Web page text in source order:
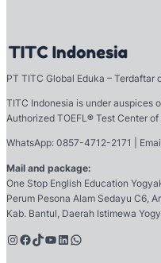
PT TITC Global Eduka – Terdaftar
TITC Indonesia is under auspices
Authorized TOEFL® Test Center of
WhatsApp: 0857-4712-2171 |
Mail and package:
One Stop English Education
Perum Pesona Alam Sedayu C6,
Kab. Bantul, Daerah Istimewa
Instagram Facebook TikTok YouTube LinkedIn WhatsApp